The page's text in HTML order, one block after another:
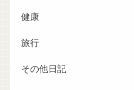
健康
旅行
その他日記